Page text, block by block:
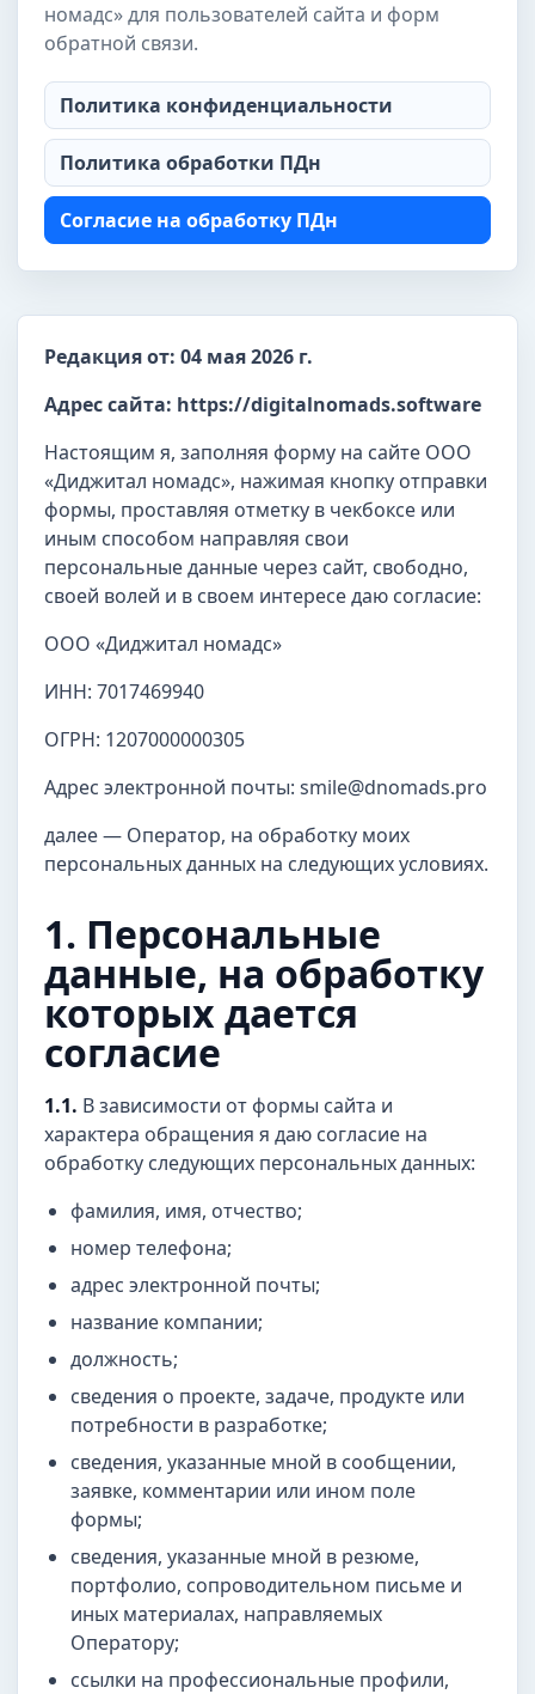
номадс» для пользователей сайта и форм
обратной связи.
Политика конфиденциальности
Политика обработки ПДн
Согласие на обработку ПДн
Редакция от: 04 мая 2026 г.
Адрес сайта: https://digitalnomads.software
Настоящим я, заполняя форму на сайте ООО
«Диджитал номадс», нажимая кнопку отправки
формы, проставляя отметку в чекбоксе или
иным способом направляя свои
персональные данные через сайт, свободно,
своей волей и в своем интересе даю согласие:
ООО «Диджитал номадс»
ИНН: 7017469940
ОГРН: 1207000000305
Адрес электронной почты: smile@dnomads.pro
далее — Оператор, на обработку моих
персональных данных на следующих условиях.
1. Персональные
данные, на обработку
которых дается
согласие
1.1. В зависимости от формы сайта и
характера обращения я даю согласие на
обработку следующих персональных данных:
фамилия, имя, отчество;
номер телефона;
адрес электронной почты;
название компании;
должность;
сведения о проекте, задаче, продукте или
потребности в разработке;
сведения, указанные мной в сообщении,
заявке, комментарии или ином поле
формы;
сведения, указанные мной в резюме,
портфолио, сопроводительном письме и
иных материалах, направляемых
Оператору;
ссылки на профессиональные профили,